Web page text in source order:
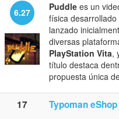
6.27 Puddle es un
física desarrollado
lanzado
diversas
PlayStation Vita,
título destaca
propuesta única
17 Typoman eShop